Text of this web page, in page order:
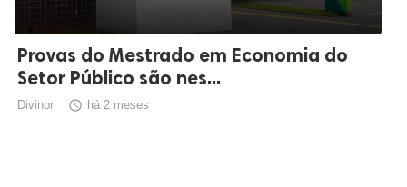
Provas do Mestrado em Economia do
Setor Público são nes...
Divinor  há 2 meses